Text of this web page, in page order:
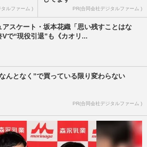
ルファーム ) PR(合同会社デジタルファーム )
アスケート・坂本花織「思い残すことはな
Vで“現役引退”も《カオリ...
んとなく”で買っている限り変わらない
PR(合同会社デジタルファーム )